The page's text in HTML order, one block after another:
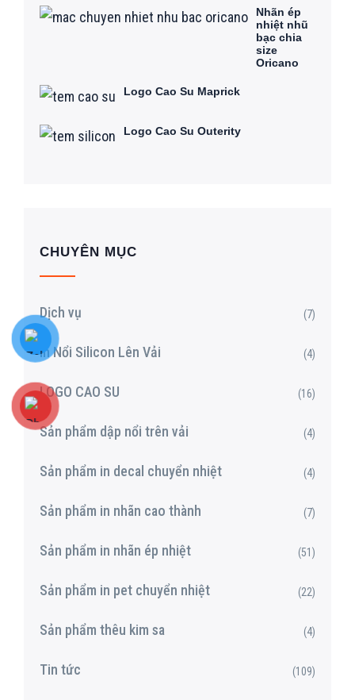
Nhãn ép
nhiệt nhũ
bạc chia
size
Oricano
Logo Cao Su Maprick
Logo Cao Su Outerity
CHUYÊN MỤC
Dịch vụ (7)
In Nổi Silicon Lên Vải (4)
LOGO CAO SU (16)
Sản phẩm dập nổi trên vải (4)
Sản phẩm in decal chuyển nhiệt (4)
Sản phẩm in nhãn cao thành (7)
Sản phẩm in nhãn ép nhiệt (51)
Sản phẩm in pet chuyển nhiệt (22)
Sản phẩm thêu kim sa (4)
Tin tức (109)